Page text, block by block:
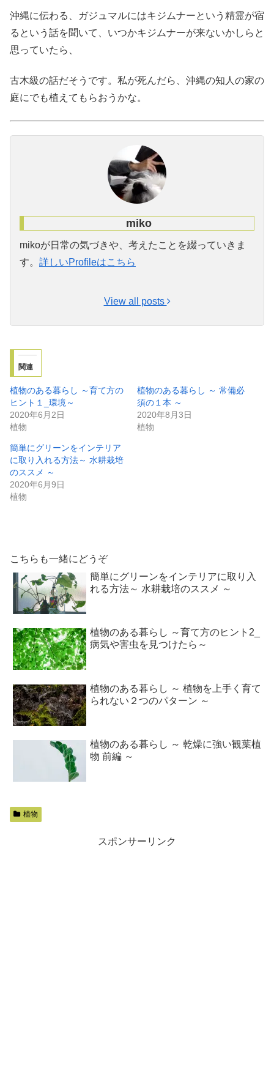
沖縄に伝わる、ガジュマルにはキジムナーという精霊が宿
るという話を聞いて、いつかキジムナーが来ないかしらと
思っていたら、
古木級の話だそうです。私が死んだら、沖縄の知人の家の
庭にでも植えてもらおうかな。
miko
mikoが日常の気づきや、考えたことを綴っていきま
す。 詳しいProfileはこちら
View all posts
関連
植物のある暮らし ～育て方の
ヒント１_環境～
2020年6月2日
植物
植物のある暮らし ～ 常備必
須の１本 ～
2020年8月3日
植物
簡単にグリーンをインテリア
に取り入れる方法～ 水耕栽培
のススメ ～
2020年6月9日
植物
こちらも一緒にどうぞ
簡単にグリーンをインテリアに取り入
れる方法～ 水耕栽培のススメ ～
植物のある暮らし ～育て方のヒント2_
病気や害虫を見つけたら～
植物のある暮らし ～ 植物を上手く育て
られない２つのパターン ～
植物のある暮らし ～ 乾燥に強い観葉植
物 前編 ～
植物
スポンサーリンク